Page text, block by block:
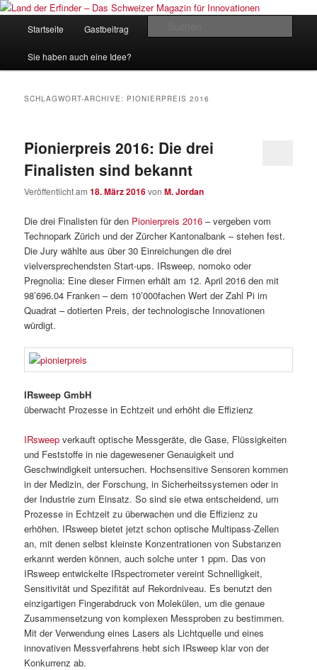
Zum
wechseln
Zum
wechselnLand der Erfinder – Das Schweizer
Startseite Gastbeitrag
Sie haben auch eine Idee?
SCHLAGWORT-ARCHIVE: PIONIERPREIS 2016
Pionierpreis 2016: Die drei
Finalisten sind bekannt
Veröffentlicht am18. März 2016vonM. Jordan
Die drei Finalisten für den Pionierpreis 2016 – vergeben vom
Technopark Zürich und der Zürcher Kantonalbank – stehen fest.
Die Jury wählte aus über 30 Einreichungen die drei
vielversprechendsten Start-ups. IRsweep, nomoko oder
Pregnolia: Eine dieser Firmen erhält am 12. April 2016 den mit
98’696.04 Franken – dem 10’000fachen Wert der Zahl Pi im
Quadrat – dotierten Preis, der technologische Innovationen
würdigt.
IRsweep GmbH
überwacht Prozesse in Echtzeit und erhöht die Effizienz
IRsweep verkauft optische Messgeräte, die Gase, Flüssigkeiten
und Feststoffe in nie dagewesener Genauigkeit und
Geschwindigkeit untersuchen. Hochsensitive Sensoren kommen
in der Medizin, der Forschung, in Sicherheitssystemen oder in
der Industrie zum Einsatz. So sind sie etwa entscheidend, um
Prozesse in Echtzeit zu überwachen und die Effizienz zu
erhöhen. IRsweep bietet jetzt schon optische Multipass-Zellen
an, mit denen selbst kleinste Konzentrationen von Substanzen
erkannt werden können, auch solche unter 1 ppm. Das von
IRsweep entwickelte IRspectrometer vereint Schnelligkeit,
Sensitivität und Spezifität auf Rekordniveau. Es benutzt den
einzigartigen Fingerabdruck von Molekülen, um die genaue
Zusammensetzung von komplexen Messproben zu bestimmen.
Mit der Verwendung eines Lasers als Lichtquelle und eines
innovativen Messverfahrens hebt sich IRsweep klar von der
Konkurrenz ab.